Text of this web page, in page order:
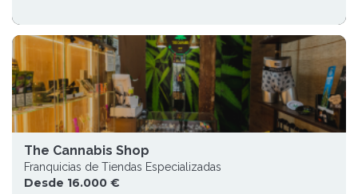
The Cannabis Shop
Franquicias de Tiendas Especializadas
Desde 16.000 €